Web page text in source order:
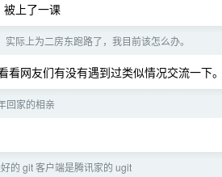
被上了一课
实际上为二房东跑路了，我目前该怎么办。
看网友们有没有遇到过类似情况交流一下。
回家的相亲
的 git 客户端是腾讯家的 ugit